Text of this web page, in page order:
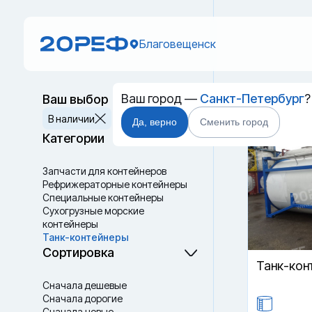
Благовещенск
Ваш город — Санкт-Петербург?
Да, верно Сменить город
Ваш выбор
Сбросить
В наличии
Категории
Запчасти для контейнеров
Рефрижераторные контейнеры
Специальные контейнеры
Cухогрузные морские
контейнеры
Танк-контейнеры
Термоконтейнеры
Сортировка
Сначала дешевые
Сначала дорогие
Новый
Танк-